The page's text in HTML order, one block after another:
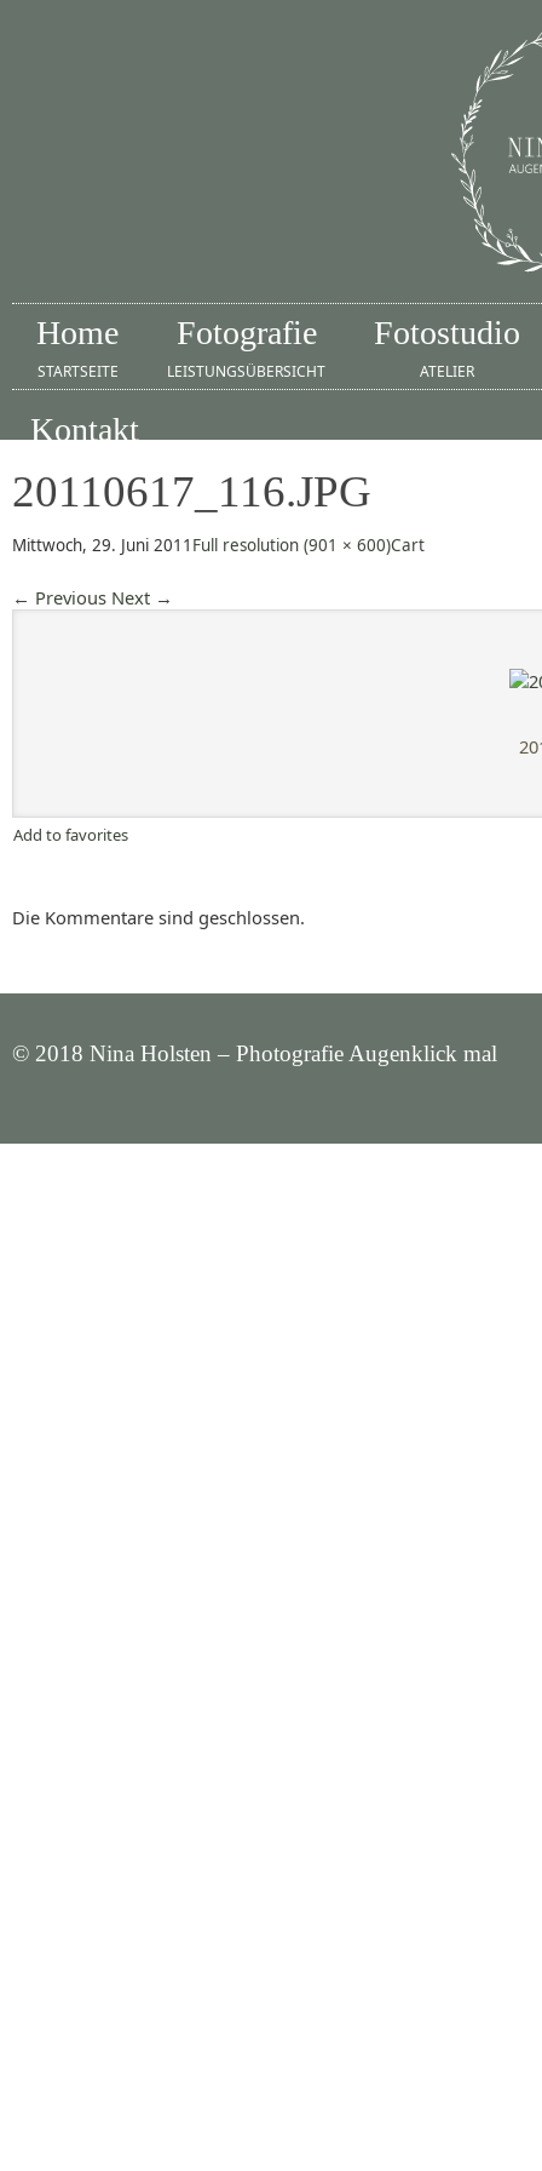
Home
STARTSEITE
Fotografie
LEISTUNGSÜBERSICHT
Fotostudio
ATELIER
Kontakt
20110617_116.JPG
Mittwoch, 29. Juni 2011 Full resolution (901 × 600)Cart
← Previous Next →
Add to favorites
Die Kommentare sind geschlossen.
© 2018 Nina Holsten – Photografie Augenklick mal